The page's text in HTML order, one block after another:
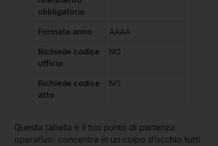
obbligatorio
Formato anno AAAA
Richiede codice
ufficio
NO
Richiede codice
atto
NO
Questa tabella è il tuo punto di partenza
operativo: concentra in un colpo d’occhio tutti